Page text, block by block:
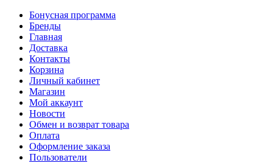
Бонусная программа
Бренды
Главная
Доставка
Контакты
Корзина
Личный кабинет
Магазин
Мой аккаунт
Новости
Обмен и возврат товара
Оплата
Оформление заказа
Пользователи